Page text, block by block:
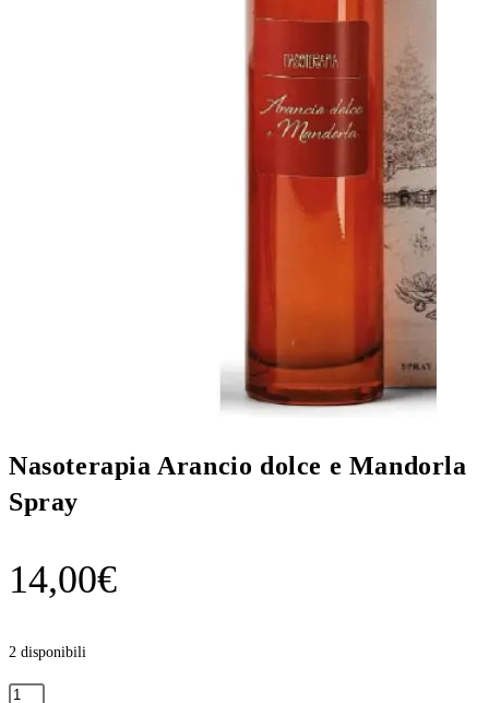
Nasoterapia Arancio dolce e Mandorla
Spray
14,00€
2 disponibili
Nasoterapia